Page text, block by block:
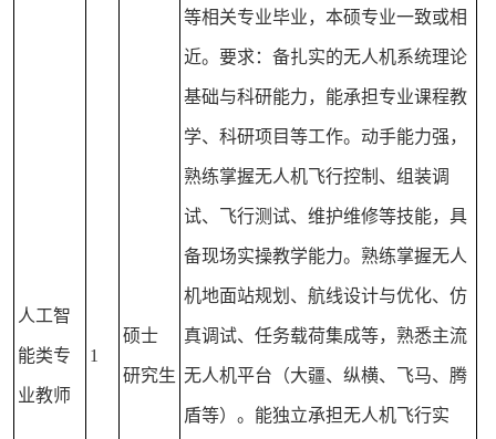
人工智
能类专
业教师
1
硕士
研究生
等相关专业毕业，本硕专业一致或相
近。要求：备扎实的无人机系统理论
基础与科研能力，能承担专业课程教
学、科研项目等工作。动手能力强，
熟练掌握无人机飞行控制、组装调
试、飞行测试、维护维修等技能，具
备现场实操教学能力。熟练掌握无人
机地面站规划、航线设计与优化、仿
真调试、任务载荷集成等，熟悉主流
无人机平台（大疆、纵横、飞马、腾
盾等）。能独立承担无人机飞行实